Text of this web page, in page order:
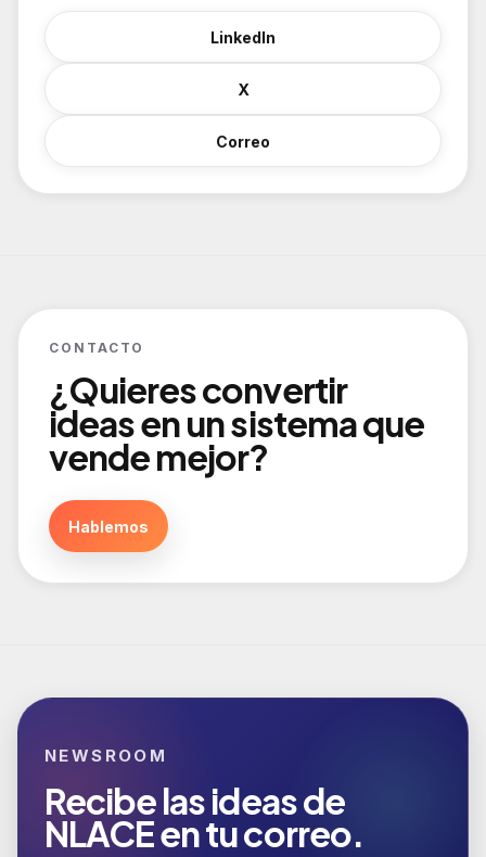
LinkedIn
X
Correo
CONTACTO
¿Quieres convertir
ideas en un sistema que
vende mejor?
Hablemos
NEWSROOM
Recibe las ideas de
NLACE en tu correo.